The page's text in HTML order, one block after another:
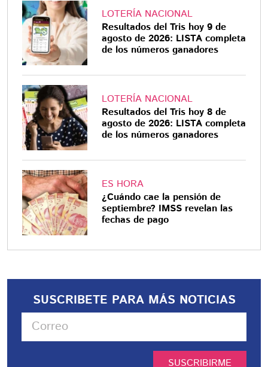
LOTERÍA NACIONAL
Resultados del Tris hoy 9 de
agosto de 2026: LISTA completa
de los números ganadores
LOTERÍA NACIONAL
Resultados del Tris hoy 8 de
agosto de 2026: LISTA completa
de los números ganadores
ES HORA
¿Cuándo cae la pensión de
septiembre? IMSS revelan las
fechas de pago
SUSCRIBETE PARA MÁS NOTICIAS
SUSCRIBIRME